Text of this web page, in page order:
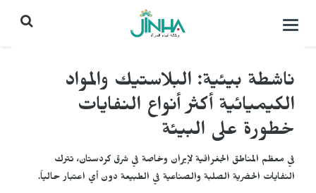
التحكم
ناشطة بيئية: البلاستيك والمواد
الكيميائية أكثر أنواع النفايات
خطورة على البيئة
في معظم المناطق الجغرافية لإيران وخاصة في شرق كردستان، تترك
النفايات الحضرية الصلبة والصناعية في الطبيعة دون أي اعتبار حالياً.